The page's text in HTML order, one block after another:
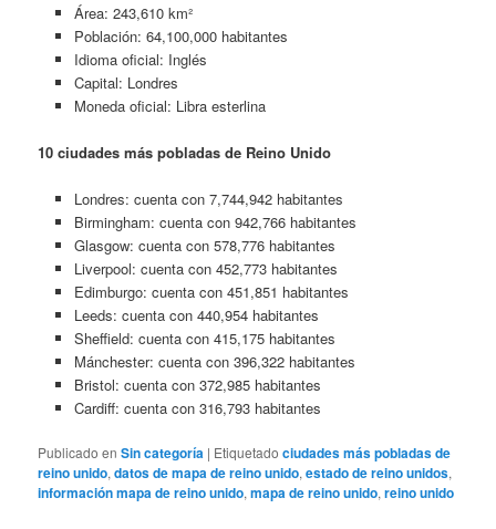
Área: 243,610 km²
Población: 64,100,000 habitantes
Idioma oficial: Inglés
Capital: Londres
Moneda oficial: Libra esterlina
10 ciudades más pobladas de Reino Unido
Londres: cuenta con 7,744,942 habitantes
Birmingham: cuenta con 942,766 habitantes
Glasgow: cuenta con 578,776 habitantes
Liverpool: cuenta con 452,773 habitantes
Edimburgo: cuenta con 451,851 habitantes
Leeds: cuenta con 440,954 habitantes
Sheffield: cuenta con 415,175 habitantes
Mánchester: cuenta con 396,322 habitantes
Bristol: cuenta con 372,985 habitantes
Cardiff: cuenta con 316,793 habitantes
Publicado en Sin categoría | Etiquetado ciudades más pobladas de
reino unido,datos de mapa de reino unido,estado de reino unidos,
información mapa de reino unido,mapa de reino unido,reino unido